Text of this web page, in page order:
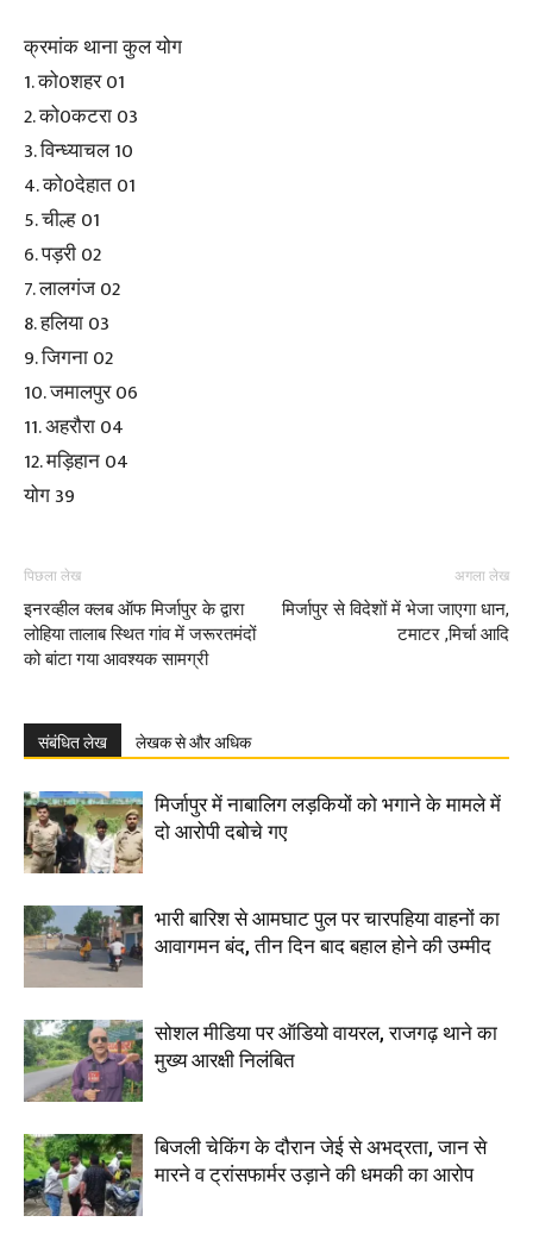
क्रमांक थाना कुल योग
1. को0शहर 01
2. को0कटरा 03
3. विन्ध्याचल 10
4. को0देहात 01
5. चील्ह 01
6. पड़री 02
7. लालगंज 02
8. हलिया 03
9. जिगना 02
10. जमालपुर 06
11. अहरौरा 04
12. मड़िहान 04
योग 39
पिछला लेख
इनरव्हील क्लब ऑफ मिर्जापुर के द्वारा
लोहिया तालाब स्थित गांव में जरूरतमंदों
को बांटा गया आवश्यक सामग्री
अगला लेख
मिर्जापुर से विदेशों में भेजा जाएगा धान,
टमाटर ,मिर्चा आदि
संबंधित लेख लेखक से और अधिक
मिर्जापुर में नाबालिग लड़कियों को भगाने के मामले में
दो आरोपी दबोचे गए
भारी बारिश से आमघाट पुल पर चारपहिया वाहनों का
आवागमन बंद, तीन दिन बाद बहाल होने की उम्मीद
सोशल मीडिया पर ऑडियो वायरल, राजगढ़ थाने का
मुख्य आरक्षी निलंबित
बिजली चेकिंग के दौरान जेई से अभद्रता, जान से
मारने व ट्रांसफार्मर उड़ाने की धमकी का आरोप